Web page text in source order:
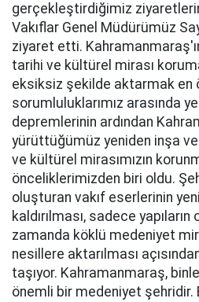
gerçekleştirdiğimiz
Vakıflar Genel Müdürümüz
ziyaret etti.
tarihi ve kültürel mirası
eksiksiz şekilde aktarmak en
sorumluluklarımız arasında
depremlerinin ardından
yürüttüğümüz yeniden inşa
ve kültürel mirasımızın
önceliklerimizden biri oldu.
oluşturan vakıf eserlerinin
kaldırılması, sadece yapıların
zamanda köklü medeniyet
nesillere aktarılması
taşıyor. Kahramanmaraş,
önemli bir medeniyet şehridir.